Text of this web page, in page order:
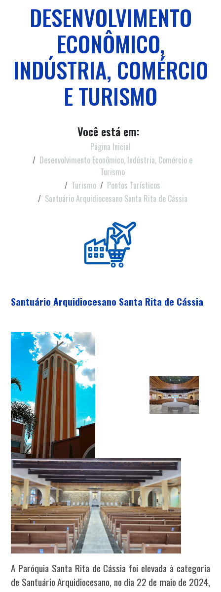
DESENVOLVIMENTO
ECONÔMICO,
INDÚSTRIA, COMÉRCIO
E TURISMO
Você está em:
Página Inicial
Desenvolvimento Econômico, Indústria, Comércio e
Turismo
Turismo
Pontos Turísticos
Santuário Arquidiocesano Santa Rita de Cássia
Santuário Arquidiocesano Santa Rita de Cássia
A Paróquia Santa Rita de Cássia foi elevada à categoria
de Santuário Arquidiocesano, no dia 22 de maio de 2024,